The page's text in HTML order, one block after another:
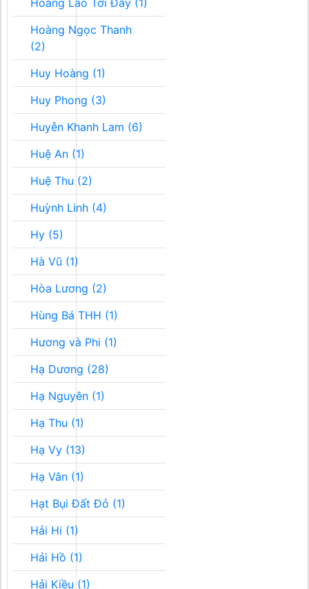
Hoàng Lão Tới Đây (1)
Hoàng Ngọc Thanh
(2)
Huy Hoàng (1)
Huy Phong (3)
Huyễn Khanh Lam (6)
Huệ An (1)
Huệ Thu (2)
Huỳnh Linh (4)
Hy (5)
Hà Vũ (1)
Hòa Lương (2)
Hùng Bá THH (1)
Hương và Phi (1)
Hạ Dương (28)
Hạ Nguyên (1)
Hạ Thu (1)
Hạ Vy (13)
Hạ Vân (1)
Hạt Bụi Đất Đỏ (1)
Hải Hi (1)
Hải Hồ (1)
Hải Kiều (1)